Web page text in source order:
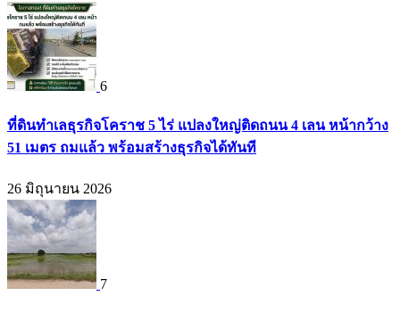
6
ที่ดินทำเลธุรกิจโคราช 5 ไร่ แปลงใหญ่ติดถนน 4 เลน หน้ากว้าง
51 เมตร ถมแล้ว พร้อมสร้างธุรกิจได้ทันที
26 มิถุนายน 2026
7